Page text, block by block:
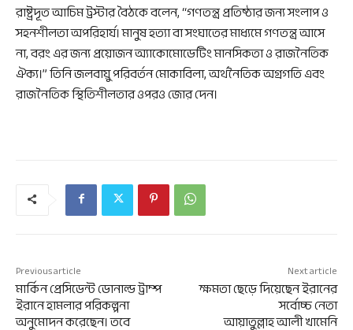
রাষ্ট্রদূত আচিম ট্রস্টার বৈঠকে বলেন, “গণতন্ত্র প্রতিষ্ঠার জন্য সংলাপ ও
সহনশীলতা অপরিহার্য। মানুষ হত্যা বা সংঘাতের মাধ্যমে গণতন্ত্র আসে
না, বরং এর জন্য প্রয়োজন অ্যাকোমোডেটিং মানসিকতা ও রাজনৈতিক
ঐক্য।” তিনি জলবায়ু পরিবর্তন মোকাবিলা, অর্থনৈতিক অগ্রগতি এবং
রাজনৈতিক স্থিতিশীলতার ওপরও জোর দেন।
Previous article
মার্কিন প্রেসিডেন্ট ডোনাল্ড ট্রাম্প
ইরানে হামলার পরিকল্পনা
অনুমোদন করেছেন। তবে
Next article
ক্ষমতা ছেড়ে দিয়েছেন ইরানের
সর্বোচ্চ নেতা
আয়াতুল্লাহ আলী খামেনি